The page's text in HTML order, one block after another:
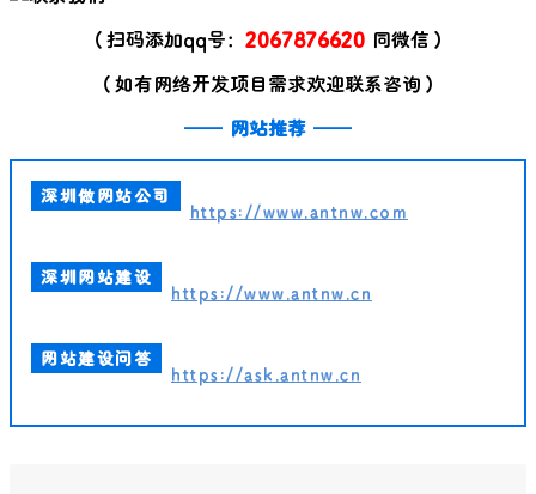
（扫码添加qq号： 2067876620 同微信）
（如有网络开发项目需求欢迎联系咨询）
—— 网站推荐 ——
深圳做网站公司
https://www.antnw.com
深圳网站建设
https://www.antnw.cn
网站建设问答
https://ask.antnw.cn